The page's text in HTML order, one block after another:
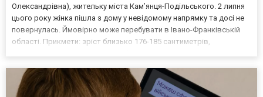
Олександрівна), жительку міста Камʼянця-Подільського. 2 липня
цього року жінка пішла з дому у невідомому напрямку та досі не
повернулась. Ймовірно може перебувати в Івано-Франківській
області. Прикмети: зріст близько 176-185 сантиметрів,